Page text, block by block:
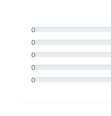
0
0
0
0
0